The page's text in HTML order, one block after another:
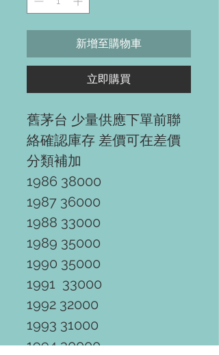
新增至購物車
立即購買
舊茅台 少量供應下單前聯
絡確認庫存 差價可在差價
分類補加
1986 38000
1987 36000
1988 33000
1989 35000
1990 35000
1991 33000
1992 32000
1993 31000
1994 30000